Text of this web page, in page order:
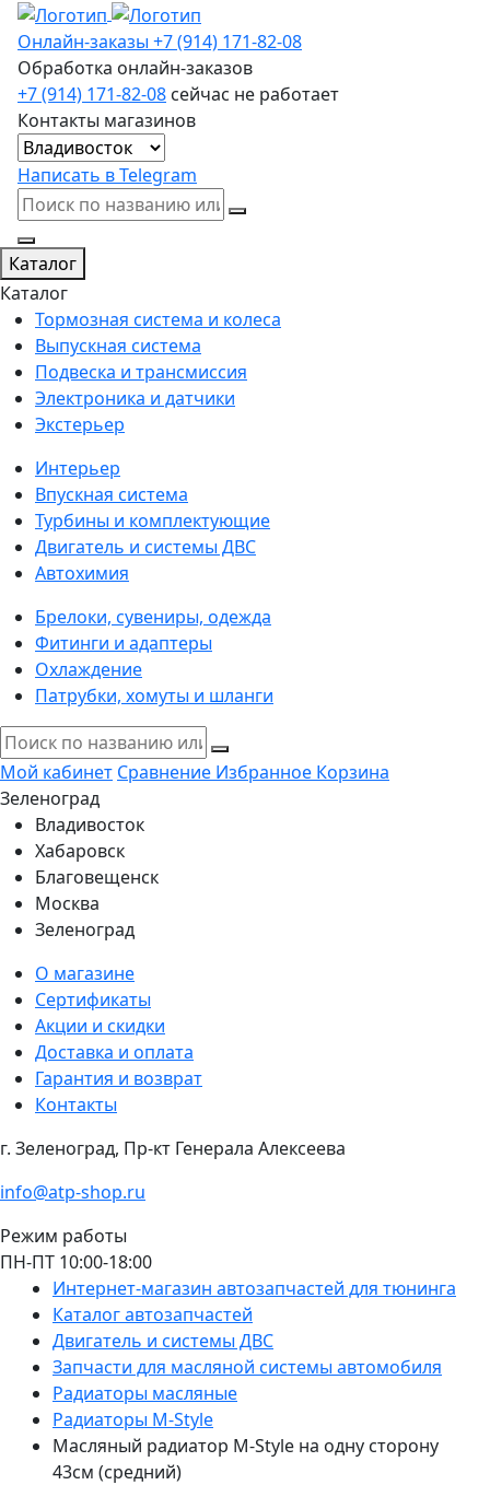
Онлайн-заказы +7 (914) 171-82-08
Обработка онлайн-заказов
+7 (914) 171-82-08 сейчас не работает
Контакты магазинов
Написать в Telegram
Каталог
Каталог
Тормозная система и колеса
Выпускная система
Подвеска и трансмиссия
Электроника и датчики
Экстерьер
Интерьер
Впускная система
Турбины и комплектующие
Двигатель и системы ДВС
Автохимия
Брелоки, сувениры, одежда
Фитинги и адаптеры
Охлаждение
Патрубки, хомуты и шланги
Мой кабинет Сравнение Избранное Корзина
Зеленоград
Владивосток
Хабаровск
Благовещенск
Москва
Зеленоград
О магазине
Сертификаты
Акции и скидки
Доставка и оплата
Гарантия и возврат
Контакты
г. Зеленоград, Пр-кт Генерала Алексеева
info@atp-shop.ru
Режим работы
ПН-ПТ 10:00-18:00
Интернет-магазин автозапчастей для тюнинга
Каталог автозапчастей
Двигатель и системы ДВС
Запчасти для масляной системы автомобиля
Радиаторы масляные
Радиаторы M-Style
Масляный радиатор M-Style на одну сторону
43см (средний)